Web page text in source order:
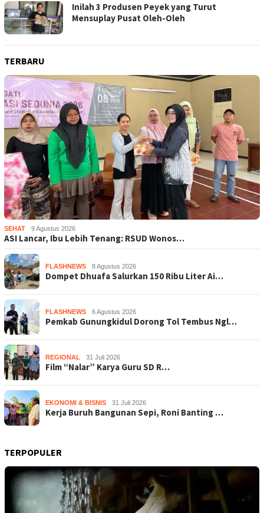
Inilah 3 Produsen Peyek yang Turut
Mensuplay Pusat Oleh-Oleh
TERBARU
SEHAT 9 Agustus 2026
ASI Lancar, Ibu Lebih Tenang: RSUD Wonos…
FLASHNEWS 8 Agustus 2026
Dompet Dhuafa Salurkan 150 Ribu Liter Ai…
FLASHNEWS 6 Agustus 2026
Pemkab Gunungkidul Dorong Tol Tembus Ngl…
REGIONAL 31 Juli 2026
Film “Nalar” Karya Guru SD R…
EKONOMI & BISNIS 31 Juli 2026
Kerja Buruh Bangunan Sepi, Roni Banting …
TERPOPULER